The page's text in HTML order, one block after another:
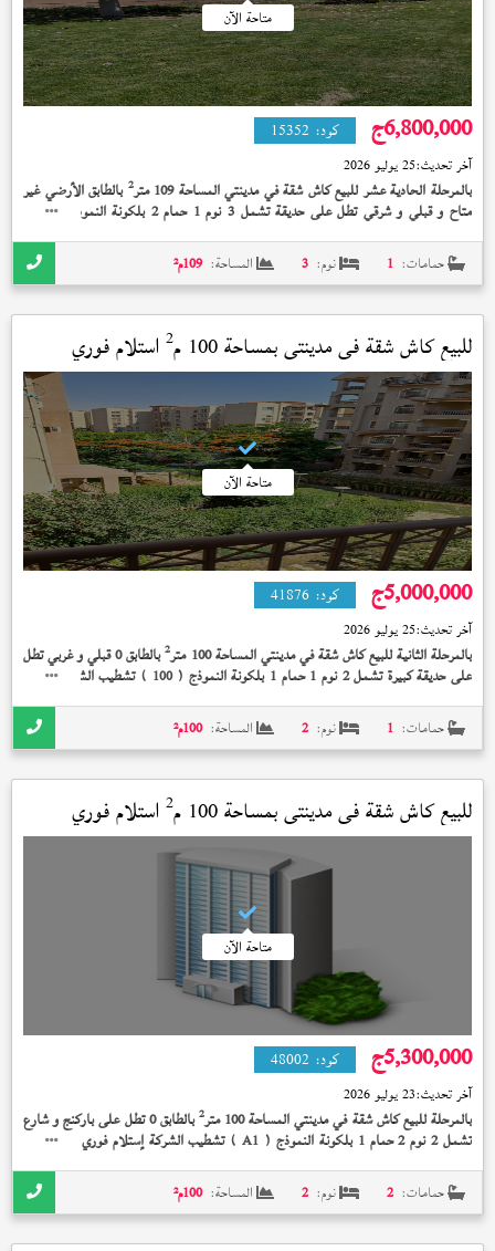
متاحة الآن
6,800,000ج كود: 15352
آخر تحديث:25 يوليو 2026
بالمرحلة الحادية عشر للبيع كاش شقة في مدينتي المساحة 109 متر 2 بالطابق الأرضي غير
متاح و قبلي و شرقي تطل على حديقة تشمل 3 نوم 1 حمام 2 بلكونة النموذج ( 80
ليها ذوق خاص جدا وقريب من كل الخدمات عماره ناصيه ميدان وجاردن كبيره
حمامات: 1 نوم: 3 المساحة: 109م²
للبيع كاش شقة فيمدينتيبمساحة 100 م 2 استلام فوري
متاحة الآن
5,000,000ج كود: 41876
آخر تحديث:25 يوليو 2026
بالمرحلة الثانية للبيع كاش شقة في مدينتي المساحة 100 متر 2 بالطابق 0 قبلي و غربي تطل
على حديقة كبيرة تشمل 2 نوم 1 حمام 1 بلكونة النموذج ( 100 ) تشطيب الشركة إستلام
حمامات: 1 نوم: 2 المساحة: 100م²
للبيع كاش شقة فيمدينتيبمساحة 100 م 2 استلام فوري
متاحة الآن
5,300,000ج كود: 48002
آخر تحديث:23 يوليو 2026
بالمرحلة للبيع كاش شقة في مدينتي المساحة 100 متر 2 بالطابق 0 تطل على باركنج و شارع
تشمل 2 نوم 2 حمام 1 بلكونة النموذج ( A1 ) تشطيب الشركة إستلام فوري 5,300,000
حمامات: 2 نوم: 2 المساحة: 100م²